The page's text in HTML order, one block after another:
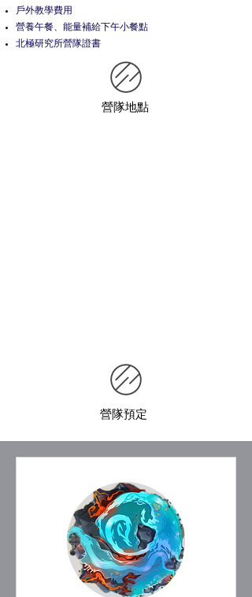
戶外教學​費用
營養午餐、能量補給下午小餐點
北極研究所營隊證書
營隊地點
營隊預定